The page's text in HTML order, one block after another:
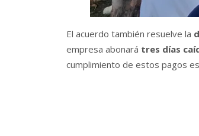
El acuerdo también resuelve la
empresa abonará tres días
cumplimiento de estos pagos